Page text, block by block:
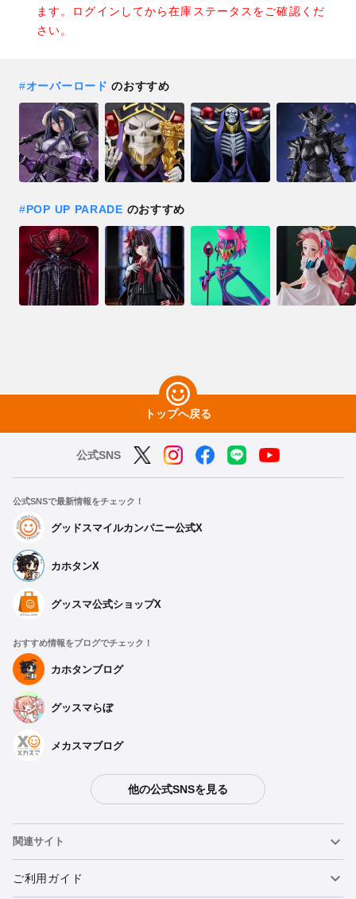
ます。ログインしてから在庫ステータスをご確認くだ
さい。
#オーバーロード のおすすめ
#POP UP PARADE のおすすめ
トップへ戻る
公式SNS
公式SNSで最新情報をチェック！
グッドスマイルカンパニー公式X
カホタンX
グッスマ公式ショップX
おすすめ情報をブログでチェック！
カホタンブログ
グッスマらぼ
メカスマブログ
他の公式SNSを見る
関連サイト
ねんどろいど
ご利用ガイド